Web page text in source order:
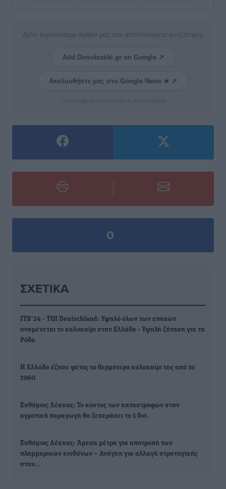
Δείτε περισσότερα άρθρα μας στα αποτελέσματα αναζήτησης
Add Dimokratiki.gr on Google ↗
Ακολουθήστε μας στο Google News ★ ↗
0
ΣΧΕΤΙΚΆ
ΙΤΒ'24 - TUI Deutschland: Υψηλό όλων των εποχών
αναμένεται το καλοκαίρι στην Ελλάδα - Υψηλή ζήτηση για τη
Ρόδο
Η Ελλάδα έζησε φέτος το θερμότερο καλοκαίρι της από το
1960
Ευθύμιος Λέκκας: Το κόστος των καταστροφών στην
αγροτική παραγωγή θα ξεπεράσει το 1 δισ.
Ευθύμιος Λέκκας: Άμεσα μέτρα για αποτροπή των
πλημμυρικών κινδύνων – Ανάγκη για αλλαγή στρατηγικής
στην…